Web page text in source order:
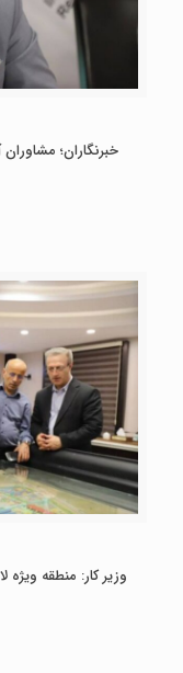
خبرنگاران؛
وزیر کار: منطقه